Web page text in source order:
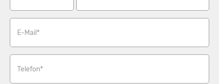
E-Mail*
Telefon*